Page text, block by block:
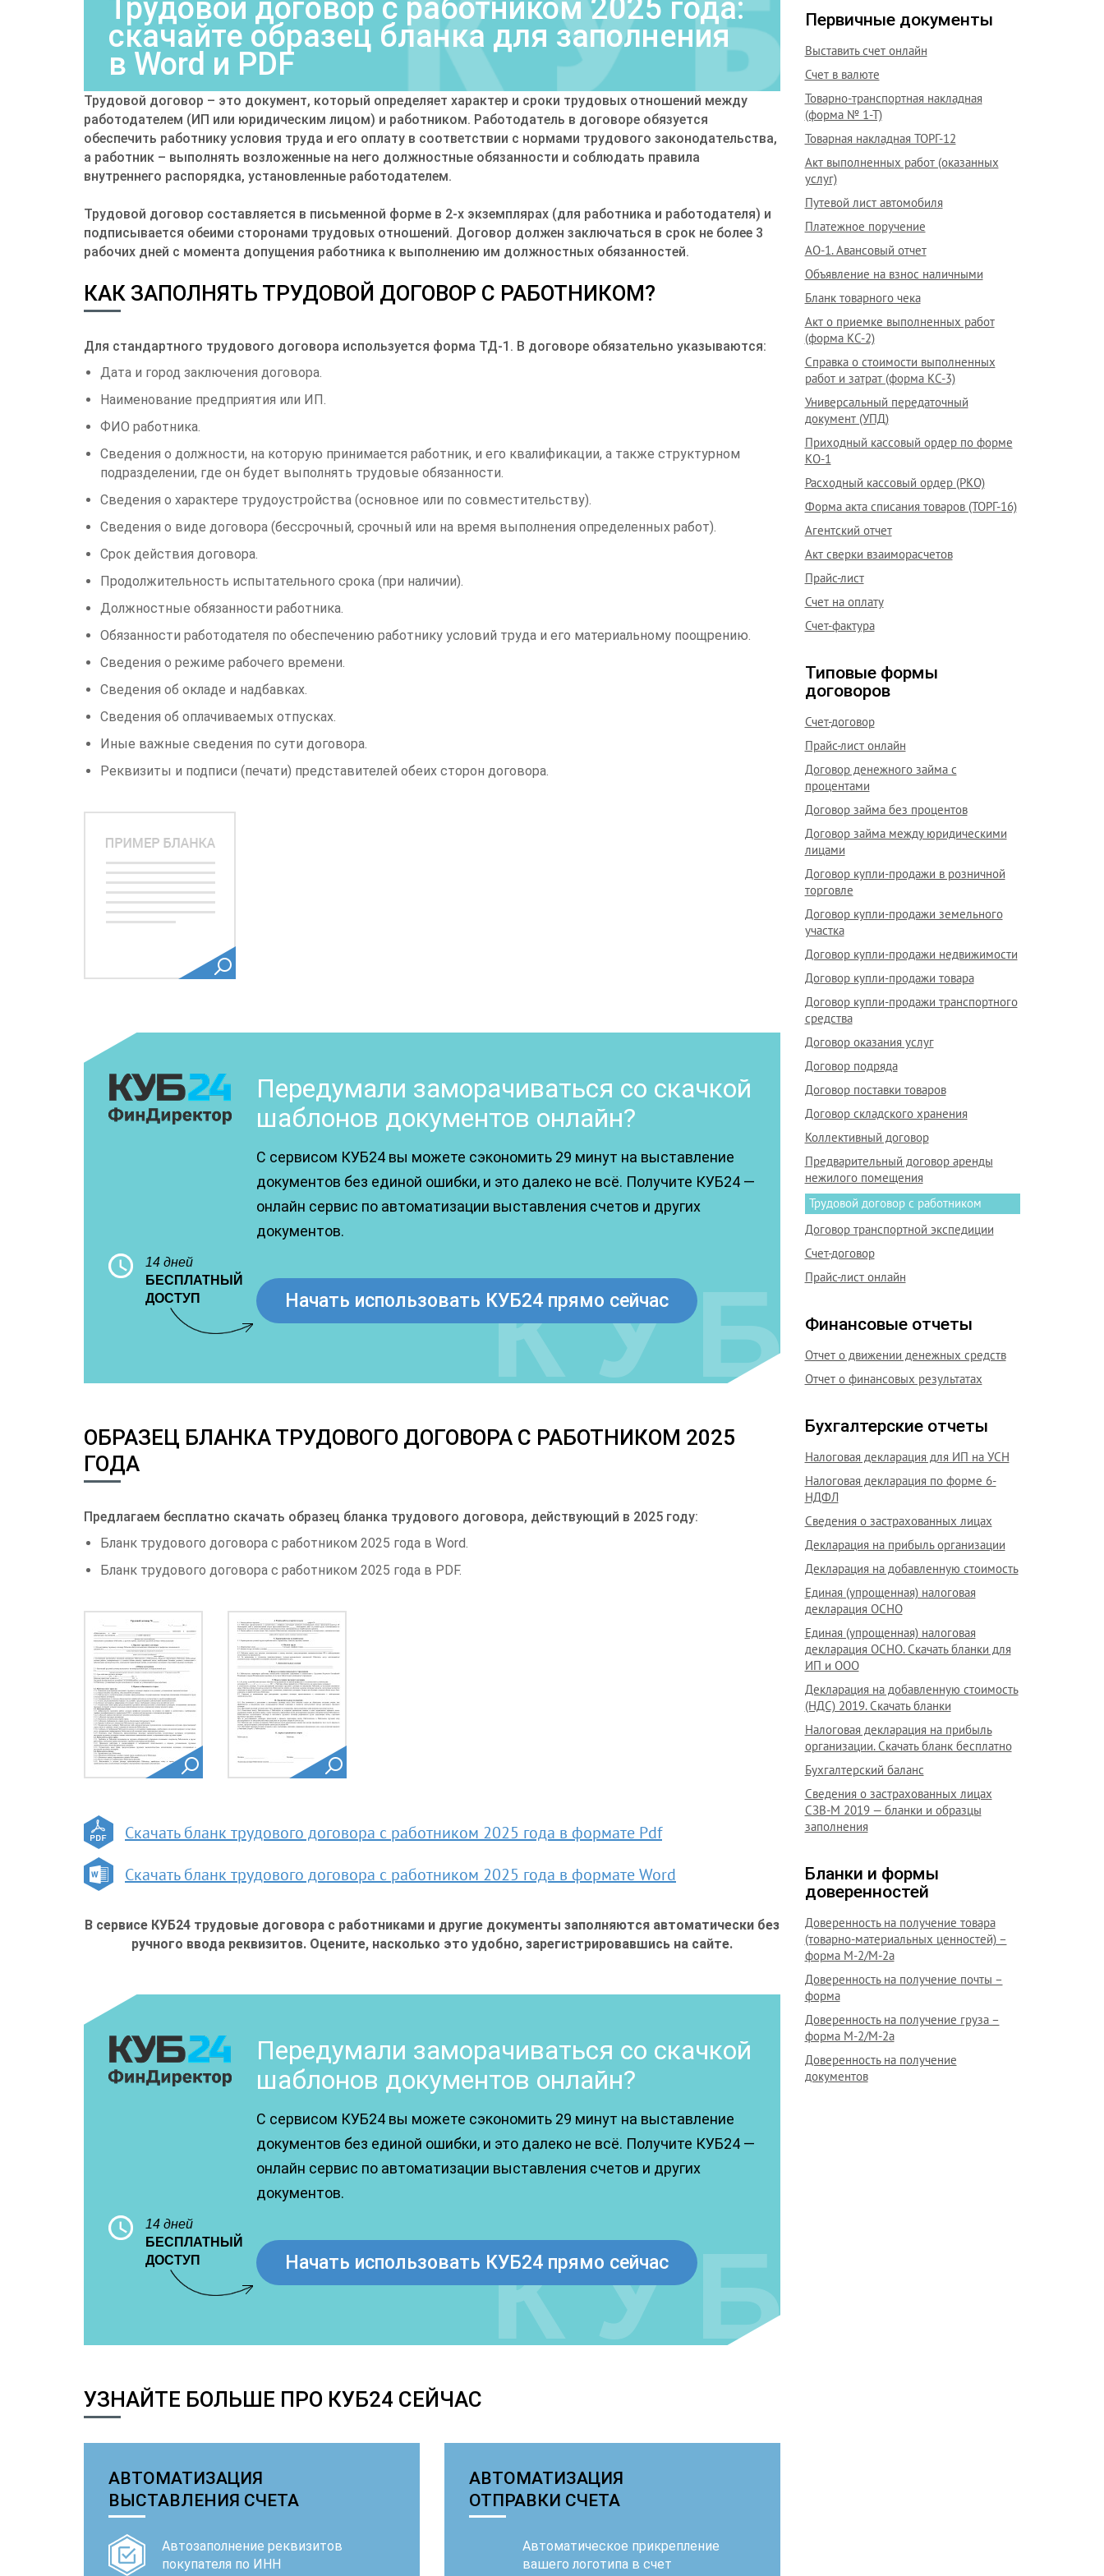
Трудовой договор с работником 2025 года:
скачайте образец бланка для заполнения
в Word и PDF
Трудовой договор – это документ, который определяет характер и сроки трудовых отношений между
работодателем (ИП или юридическим лицом) и работником. Работодатель в договоре обязуется
обеспечить работнику условия труда и его оплату в соответствии с нормами трудового законодательства,
а работник – выполнять возложенные на него должностные обязанности и соблюдать правила
внутреннего распорядка, установленные работодателем.
Трудовой договор составляется в письменной форме в 2-х экземплярах (для работника и работодателя) и
подписывается обеими сторонами трудовых отношений. Договор должен заключаться в срок не более 3
рабочих дней с момента допущения работника к выполнению им должностных обязанностей.
КАК ЗАПОЛНЯТЬ ТРУДОВОЙ ДОГОВОР С РАБОТНИКОМ?
Для стандартного трудового договора используется форма ТД-1. В договоре обязательно указываются:
Дата и город заключения договора.
Наименование предприятия или ИП.
ФИО работника.
Сведения о должности, на которую принимается работник, и его квалификации, а также структурном
подразделении, где он будет выполнять трудовые обязанности.
Сведения о характере трудоустройства (основное или по совместительству).
Сведения о виде договора (бессрочный, срочный или на время выполнения определенных работ).
Срок действия договора.
Продолжительность испытательного срока (при наличии).
Должностные обязанности работника.
Обязанности работодателя по обеспечению работнику условий труда и его материальному поощрению.
Сведения о режиме рабочего времени.
Сведения об окладе и надбавках.
Сведения об оплачиваемых отпусках.
Иные важные сведения по сути договора.
Реквизиты и подписи (печати) представителей обеих сторон договора.
Передумали заморачиваться со скачкой
шаблонов документов онлайн?
С сервисом КУБ24 вы можете сэкономить 29 минут на выставление
документов без единой ошибки, и это далеко не всё. Получите КУБ24 —
онлайн сервис по автоматизации выставления счетов и других
документов.
Начать использовать КУБ24 прямо сейчас
14 дней
БЕСПЛАТНЫЙ
ДОСТУП
ОБРАЗЕЦ БЛАНКА ТРУДОВОГО ДОГОВОРА С РАБОТНИКОМ 2025
ГОДА
Предлагаем бесплатно скачать образец бланка трудового договора, действующий в 2025 году:
Бланк трудового договора с работником 2025 года в Word.
Бланк трудового договора с работником 2025 года в PDF.
Скачать бланк трудового договора с работником 2025 года в формате Pdf
Скачать бланк трудового договора с работником 2025 года в формате Word
В сервисе КУБ24 трудовые договора с работниками и другие документы заполняются автоматически без
ручного ввода реквизитов. Оцените, насколько это удобно, зарегистрировавшись на сайте.
Передумали заморачиваться со скачкой
шаблонов документов онлайн?
С сервисом КУБ24 вы можете сэкономить 29 минут на выставление
документов без единой ошибки, и это далеко не всё. Получите КУБ24 —
онлайн сервис по автоматизации выставления счетов и других
документов.
Начать использовать КУБ24 прямо сейчас
14 дней
БЕСПЛАТНЫЙ
ДОСТУП
УЗНАЙТЕ БОЛЬШЕ ПРО КУБ24 СЕЙЧАС
АВТОМАТИЗАЦИЯ
ВЫСТАВЛЕНИЯ СЧЕТА
Автозаполнение реквизитов
покупателя по ИНН
АВТОМАТИЗАЦИЯ
ОТПРАВКИ СЧЕТА
Автоматическое прикрепление
вашего логотипа в счет
Первичные документы
Выставить счет онлайн
Счет в валюте
Товарно-транспортная накладная
(форма № 1-Т)
Товарная накладная ТОРГ-12
Акт выполненных работ (оказанных
услуг)
Путевой лист автомобиля
Платежное поручение
АО-1. Авансовый отчет
Объявление на взнос наличными
Бланк товарного чека
Акт о приемке выполненных работ
(форма КС-2)
Справка о стоимости выполненных
работ и затрат (форма КС-3)
Универсальный передаточный
документ (УПД)
Приходный кассовый ордер по форме
КО-1
Расходный кассовый ордер (РКО)
Форма акта списания товаров (ТОРГ-16)
Агентский отчет
Акт сверки взаиморасчетов
Прайс-лист
Счет на оплату
Счет-фактура
Типовые формы
договоров
Счет-договор
Прайс-лист онлайн
Договор денежного займа с
процентами
Договор займа без процентов
Договор займа между юридическими
лицами
Договор купли-продажи в розничной
торговле
Договор купли-продажи земельного
участка
Договор купли-продажи недвижимости
Договор купли-продажи товара
Договор купли-продажи транспортного
средства
Договор оказания услуг
Договор подряда
Договор поставки товаров
Договор складского хранения
Коллективный договор
Предварительный договор аренды
нежилого помещения
Трудовой договор с работником
Договор транспортной экспедиции
Счет-договор
Прайс-лист онлайн
Финансовые отчеты
Отчет о движении денежных средств
Отчет о финансовых результатах
Бухгалтерские отчеты
Налоговая декларация для ИП на УСН
Налоговая декларация по форме 6-
НДФЛ
Сведения о застрахованных лицах
Декларация на прибыль организации
Декларация на добавленную стоимость
Единая (упрощенная) налоговая
декларация ОСНО
Единая (упрощенная) налоговая
декларация ОСНО. Скачать бланки для
ИП и ООО
Декларация на добавленную стоимость
(НДС) 2019. Скачать бланки
Налоговая декларация на прибыль
организации. Скачать бланк бесплатно
Бухгалтерский баланс
Сведения о застрахованных лицах
СЗВ-М 2019 — бланки и образцы
заполнения
Бланки и формы
доверенностей
Доверенность на получение товара
(товарно-материальных ценностей) –
форма М-2/М-2а
Доверенность на получение почты –
форма
Доверенность на получение груза –
форма М-2/М-2а
Доверенность на получение
документов